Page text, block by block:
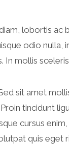
lobortis
odio
mollis
sit amet
tincidunt
cursus
quis eget